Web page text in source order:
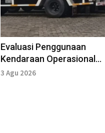
Evaluasi Penggunaan
Kendaraan Operasional
KDKMP di Kabupaten
3 Agu 2026